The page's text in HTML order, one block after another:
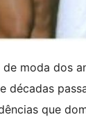
de moda dos
décadas
que